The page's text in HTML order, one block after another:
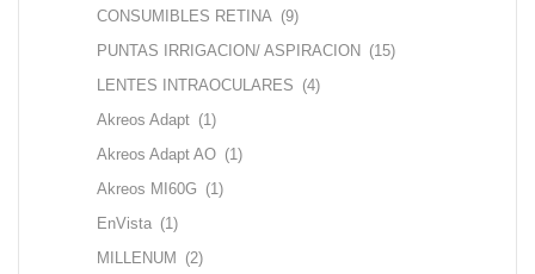
CONSUMIBLES RETINA (9)
PUNTAS IRRIGACION/ ASPIRACION
(15)
LENTES INTRAOCULARES (4)
Akreos Adapt (1)
Akreos Adapt AO (1)
Akreos MI60G (1)
EnVista (1)
MILLENUM
(2)